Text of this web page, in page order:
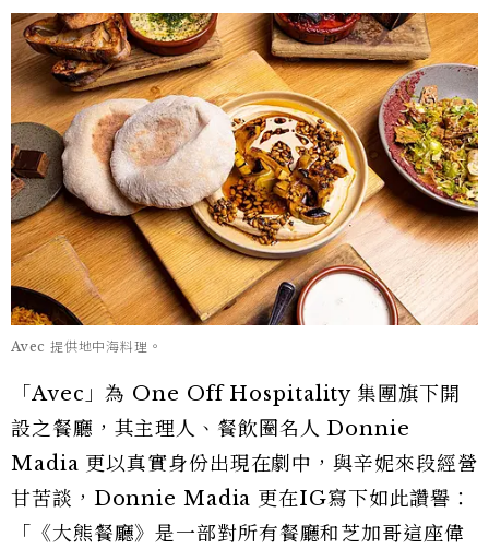
Avec 提供地中海料理。
「Avec」為 One Off Hospitality 集團旗下開
設之餐廳，其主理人、餐飲圈名人 Donnie
Madia 更以真實身份出現在劇中，與辛妮來段經營
甘苦談，Donnie Madia 更在IG寫下如此讚譽：
「《大熊餐廳》是一部對所有餐廳和芝加哥這座偉